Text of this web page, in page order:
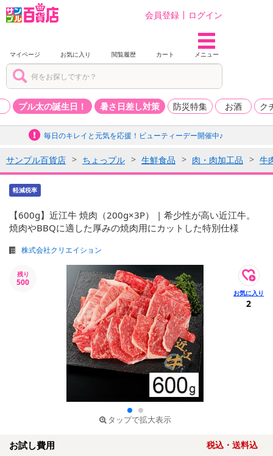
会員登録 ログイン
マイページ お気に入り 閲覧履歴 カート メニュー
プル太の誕生日！ 暑さ日差し対策 防災特集 お酒 ク
毎日のキレイと元気を応援！ビューティーデー開催中♪
サンプル百貨店 ちょっプル 生鮮食品 肉・肉加工品 牛
軽減税率
【600g】近江牛 焼肉（200g×3P） | 希少性が高い近江牛。
焼肉やBBQに適した厚みの焼肉用にカットした特別仕様
株式会社クリエイション
残り
500
タップで拡大表示
2
お試し費用 税込・送料込